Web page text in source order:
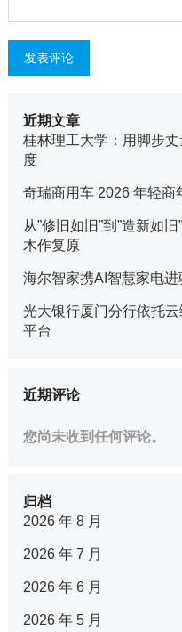
近期文章
桂林理工大学：用脚步
度
奇瑞商用车 2026 年轻商
从”修旧如旧”到”造新如
木作复原
海尔智家携AI智慧家电
光大银行厦门分行依托
平台
近期评论
您尚未收到任何评论。
归档
2026 年 8 月
2026 年 7 月
2026 年 6 月
2026 年 5 月